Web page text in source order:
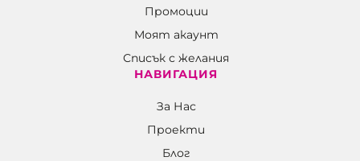
Промоции
Моят акаунт
Списък с желания
НАВИГАЦИЯ
За Нас
Проекти
Блог